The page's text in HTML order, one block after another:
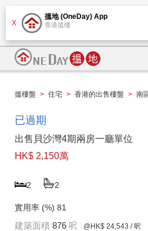
X
搵地 (OneDay) App
香港搵樓
搵樓盤 > 住宅 > 香港的出售樓盤 > 南
已過期
出售貝沙灣4期兩房一廳單位
HK$ 2,150萬
2 2
實用率 (%) 81
建築面積 876 呎 @HK$ 24,543 / 呎